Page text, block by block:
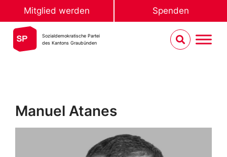
Mitglied werden Spenden
Sozialdemokratische Partei
des Kantons Graubünden
Manuel Atanes